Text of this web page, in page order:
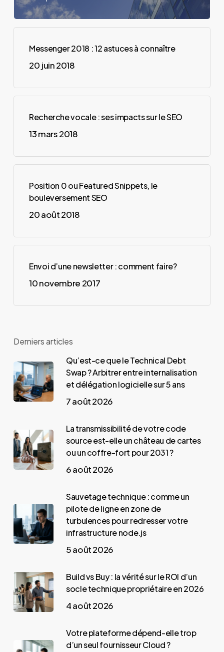
Messenger 2018 : 12 astuces à connaître
20 juin 2018
Recherche vocale : ses impacts sur le SEO
13 mars 2018
Position 0 ou Featured Snippets, le
bouleversement SEO
20 août 2018
Envoi d’une newsletter : comment faire?
10 novembre 2017
Derniers articles
Qu’est-ce que le Technical Debt
Swap ? Arbitrer entre internalisation
et délégation logicielle sur 5 ans
7 août 2026
La transmissibilité de votre code
source est-elle un château de cartes
ou un coffre-fort pour 2031 ?
6 août 2026
Sauvetage technique : comme un
pilote de ligne en zone de
turbulences pour redresser votre
infrastructure node.js
5 août 2026
Build vs Buy : la vérité sur le ROI d’un
socle technique propriétaire en 2026
4 août 2026
Votre plateforme dépend-elle trop
d’un seul fournisseur Cloud ?